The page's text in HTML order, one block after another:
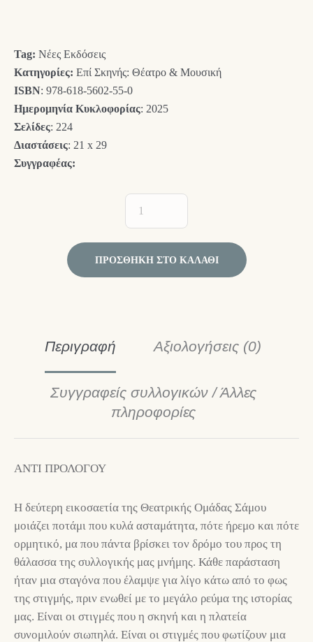
18,00 €.
Tag: Νέες Εκδόσεις
Κατηγορίες: Επί Σκηνής: Θέατρο & Μουσική
ISBN: 978-618-5602-55-0
Ημερομηνία Κυκλοφορίας: 2025
Σελίδες: 224
Διαστάσεις: 21 x 29
Συγγραφέας:
ΠΡΟΣΘΉΚΗ ΣΤΟ ΚΑΛΆΘΙ
Περιγραφή Αξιολογήσεις (0)
Συγγραφείς συλλογικών / Άλλες
πληροφορίες
ΑΝΤΙ ΠΡΟΛΟΓΟΥ
Η δεύτερη εικοσαετία της Θεατρικής Ομάδας Σάμου
μοιάζει ποτάμι που κυλά ασταμάτητα, πότε ήρεμο και πότε
ορμητικό, μα που πάντα βρίσκει τον δρόμο του προς τη
θάλασσα της συλλογικής μας μνήμης. Κάθε παράσταση
ήταν μια σταγόνα που έλαμψε για λίγο κάτω από το φως
της στιγμής, πριν ενωθεί με το μεγάλο ρεύμα της ιστορίας
μας. Είναι οι στιγμές που η σκηνή και η πλατεία
συνομιλούν σιωπηλά. Είναι οι στιγμές που φωτίζουν μια